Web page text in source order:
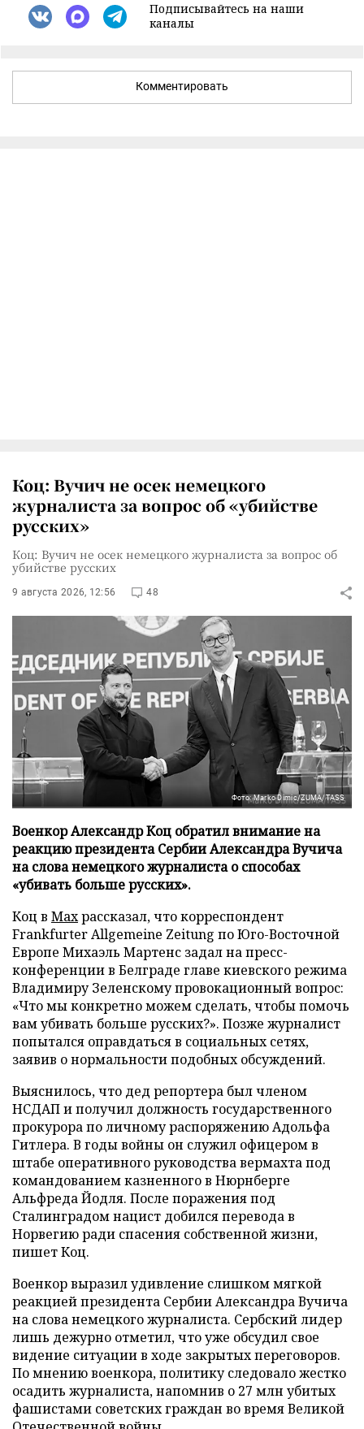
Подписывайтесь на наши
каналы
Комментировать
Коц: Вучич не осек немецкого
журналиста за вопрос об «убийстве
русских»
Коц: Вучич не осек немецкого журналиста за вопрос об
убийстве русских
9 августа 2026, 12:56 48
Фото: Marko Dimic/ZUMA/TASS
Военкор Александр Коц обратил внимание на
реакцию президента Сербии Александра Вучича
на слова немецкого журналиста о способах
«убивать больше русских».
Коц в Махрассказал, что корреспондент
Frankfurter Allgemeine Zeitung по Юго-Восточной
Европе Михаэль Мартенс задал на пресс-
конференции в Белграде главе киевского режима
Владимиру Зеленскому провокационный вопрос:
«Что мы конкретно можем сделать, чтобы помочь
вам убивать больше русских?». Позже журналист
попытался оправдаться в социальных сетях,
заявив о нормальности подобных обсуждений.
Выяснилось, что дед репортера был членом
НСДАП и получил должность государственного
прокурора по личному распоряжению Адольфа
Гитлера. В годы войны он служил офицером в
штабе оперативного руководства вермахта под
командованием казненного в Нюрнберге
Альфреда Йодля. После поражения под
Сталинградом нацист добился перевода в
Норвегию ради спасения собственной жизни,
пишет Коц.
Военкор выразил удивление слишком мягкой
реакцией президента Сербии Александра Вучича
на слова немецкого журналиста. Сербский лидер
лишь дежурно отметил, что уже обсудил свое
видение ситуации в ходе закрытых переговоров.
По мнению военкора, политику следовало жестко
осадить журналиста, напомнив о 27 млн убитых
фашистами советских граждан во время Великой